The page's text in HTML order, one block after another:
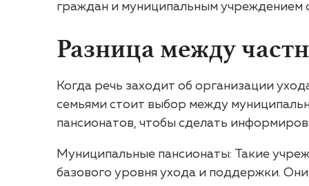
граждан и муниципальным учреждением
Разница между
Когда речь заходит об организации
семьями стоит выбор между
пансионатов, чтобы сделать
Муниципальные пансионаты: Такие
базового уровня ухода и поддержки.